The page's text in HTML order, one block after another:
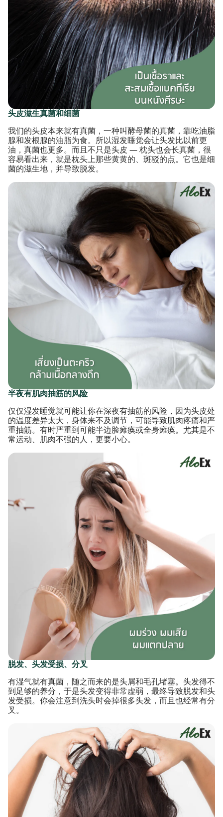
头皮滋生真菌和细菌
我们的头皮本来就有真菌，一种叫酵母菌的真菌，靠吃油脂
腺和发根腺的油脂为食。所以湿发睡觉会让头发比以前更
油，真菌也更多。而且不只是头皮 — 枕头也会长真菌，很
容易看出来，就是枕头上那些黄黄的、斑驳的点。它也是细
菌的滋生地，并导致脱发。
半夜有肌肉抽筋的风险
仅仅湿发睡觉就可能让你在深夜有抽筋的风险，因为头皮处
的温度差异太大，身体来不及调节，可能导致肌肉疼痛和严
重抽筋。有时严重到可能半边脸瘫痪或全身瘫痪。尤其是不
常运动、肌肉不强的人，更要小心。
脱发、头发受损、分叉
有湿气就有真菌，随之而来的是头屑和毛孔堵塞。头发得不
到足够的养分，于是头发变得非常虚弱，最终导致脱发和头
发受损。你会注意到洗头时会掉很多头发，而且也经常有分
叉。